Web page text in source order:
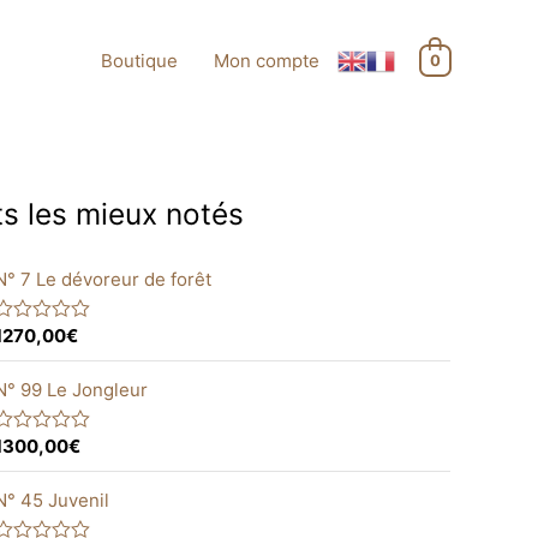
Boutique Mon compte 0
les mieux notés
7 Le dévoreur de forêt
d
€
99 Le Jongleur
d
€
45 Juvenil